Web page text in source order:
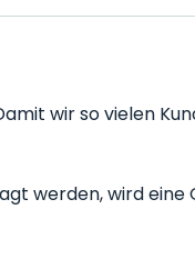
wir so vielen
werden, wird eine